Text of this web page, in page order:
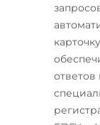
ответов